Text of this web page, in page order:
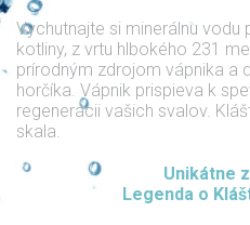
Vychutnajte si minerálnu vodu
kotliny, z vrtu hlbokého 231
prírodným zdrojom vápnika a
horčíka. Vápnik prispieva k
regenerácii vašich svalov.
skala.
Unikátne
Legenda o